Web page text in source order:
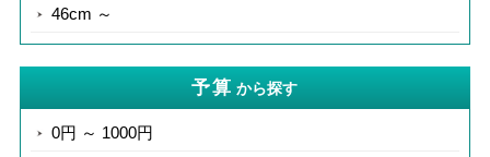
46cm ～
予算 から探す
0円 ～ 1000円